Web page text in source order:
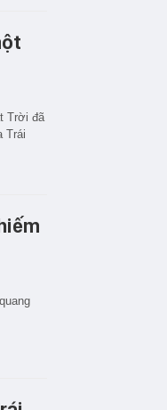
Trời đã
Trái